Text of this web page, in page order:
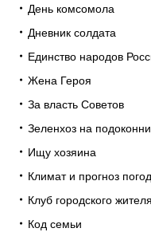
День комсомола
Дневник солдата
Единство народов
Жена Героя
За власть Советов
Зеленхоз на
Ищу хозяина
Климат и прогноз
Клуб городского жителя
Код семьи